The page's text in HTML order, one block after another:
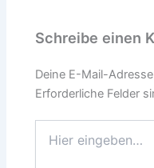
Schreibe einen
Deine E-Mail-
Erforderliche Felder
eingeben…